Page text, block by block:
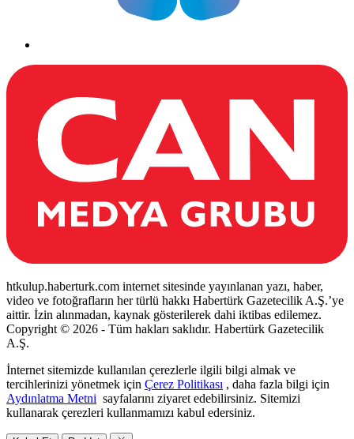
htkulup.haberturk.com internet sitesinde yayınlanan yazı, haber,
video ve fotoğrafların her türlü hakkı Habertürk Gazetecilik A.Ş.’ye
aittir. İzin alınmadan, kaynak gösterilerek dahi iktibas edilemez.
Copyright © 2026 - Tüm hakları saklıdır. Habertürk Gazetecilik
A.Ş.
İnternet sitemizde kullanılan çerezlerle ilgili bilgi almak ve
tercihlerinizi yönetmek için Çerez Politikası , daha fazla bilgi için
Aydınlatma Metni sayfalarını ziyaret edebilirsiniz. Sitemizi
kullanarak çerezleri kullanmamızı kabul edersiniz.